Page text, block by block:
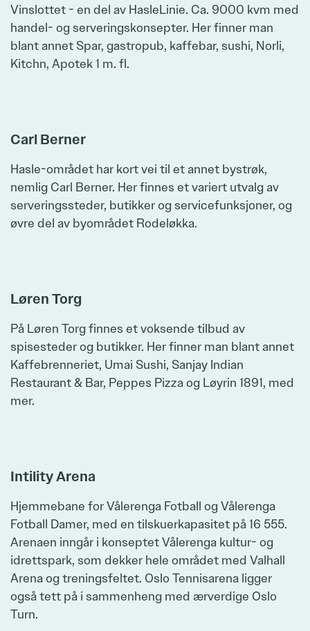
Vinslottet - en del av HasleLinie. Ca. 9000 kvm med
handel- og serveringskonsepter. Her finner man
blant annet Spar, gastropub, kaffebar, sushi, Norli,
Kitchn, Apotek 1 m. fl.
Carl Berner
Hasle-området har kort vei til et annet bystrøk,
nemlig Carl Berner. Her finnes et variert utvalg av
serveringssteder, butikker og servicefunksjoner, og
øvre del av byområdet Rodeløkka.
Løren Torg
På Løren Torg finnes et voksende tilbud av
spisesteder og butikker. Her finner man blant annet
Kaffebrenneriet, Umai Sushi, Sanjay Indian
Restaurant & Bar, Peppes Pizza og Løyrin 1891, med
mer.
Intility Arena
Hjemmebane for Vålerenga Fotball og Vålerenga
Fotball Damer, med en tilskuerkapasitet på 16 555.
Arenaen inngår i konseptet Vålerenga kultur- og
idrettspark, som dekker hele området med Valhall
Arena og treningsfeltet. Oslo Tennisarena ligger
også tett på i sammenheng med ærverdige Oslo
Turn.